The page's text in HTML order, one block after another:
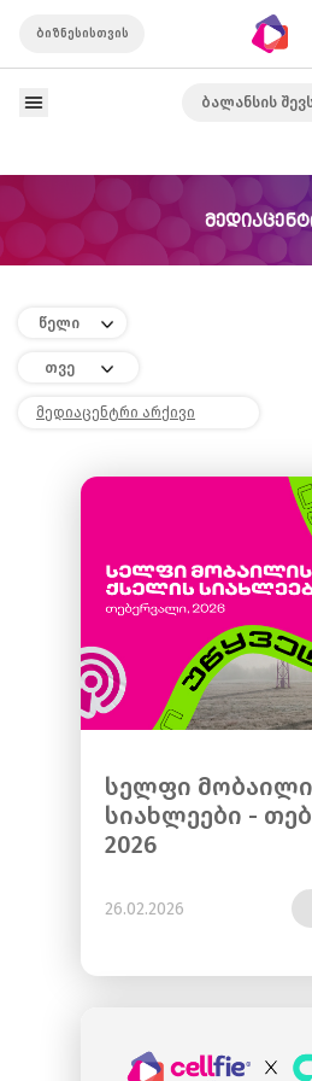
ბიზნესისთვის
ბალანსის
წელი
თვე
მედიაცენტრი არქივი
სელფი
სიახლეები -
2026
26.02.2026